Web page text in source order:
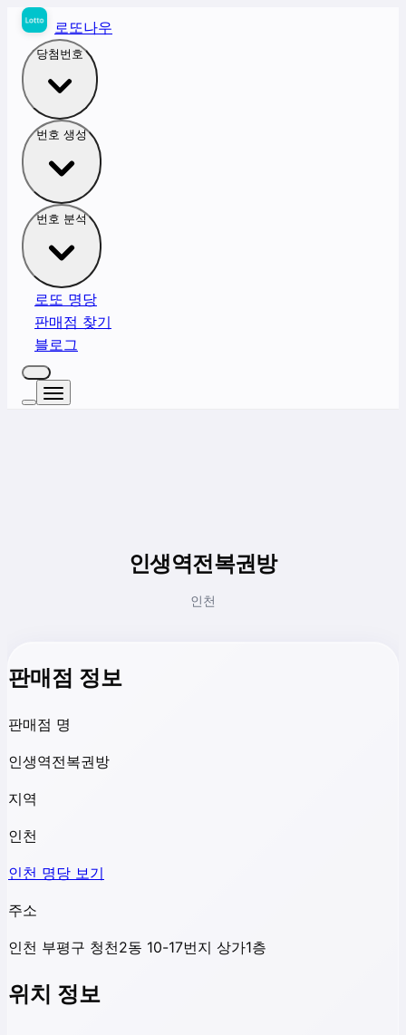
로또나우
당첨번호
번호 생성
번호 분석
로또 명당
판매점 찾기
블로그
인생역전복권방
인천
판매점 정보
판매점 명
인생역전복권방
지역
인천
인천 명당 보기
주소
인천 부평구 청천2동 10-17번지 상가1층
위치 정보